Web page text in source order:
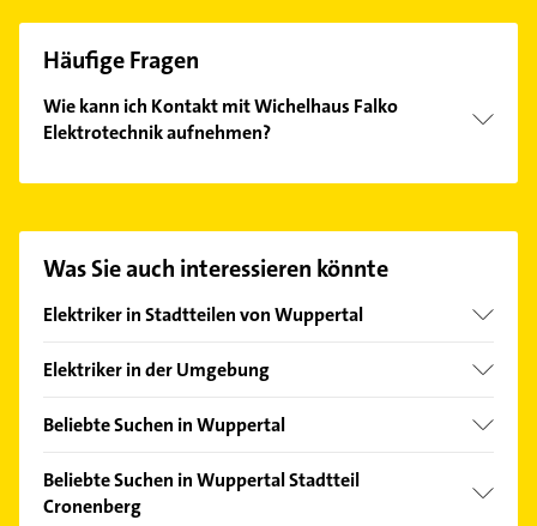
Häufige Fragen
Wie kann ich Kontakt mit Wichelhaus Falko
Elektrotechnik aufnehmen?
finden Sie alleKontaktdaten.
Was Sie auch interessieren könnte
Elektriker in Stadtteilen von Wuppertal
Barmen
Elberfeld
Ronsdorf
Elektriker in der Umgebung
Remscheid
Wermelskirchen
Haan Rheinland
Beliebte Suchen in Wuppertal
Klempner
Gasinstallateur
Beliebte Suchen in Wuppertal Stadtteil
Cronenberg